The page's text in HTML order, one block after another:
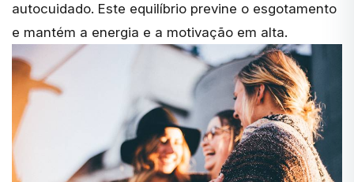
autocuidado. Este equilíbrio previne o esgotamento
e mantém a energia e a motivação em alta.